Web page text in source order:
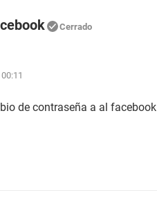
Cerrado
de contraseña a al facebook